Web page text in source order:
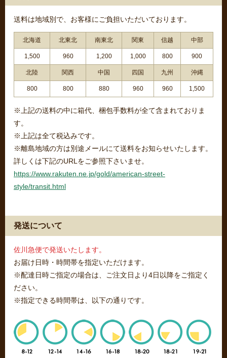
送料は地域別で、お客様にご負担いただいております。
北海道 北東北 南東北 関東 信越 中部
1,500 960 1,200 1,000 800 900
北陸 関西 中国 四国 九州 沖縄
800 800 880 960 960 1,500
※上記の送料の中に箱代、梱包手数料が全て含まれておりま
す。
※上記は全て税込みです。
※離島地域の方は別途メールにて送料をお知らせいたします。
詳しくは下記のURLをご参照下さいませ。
https://www.rakuten.ne.jp/gold/american-street-
style/transit.html
発送について
佐川急便で発送いたします。
お届け日時・時間帯を指定いただけます。
※配達日時ご指定の場合は、ご注文日より4日以降をご指定く
ださい。
※指定できる時間帯は、以下の通りです。